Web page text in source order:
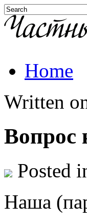
Home
Written
Вопрос
Posted
Наша